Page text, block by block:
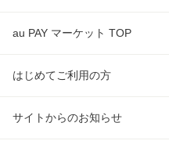
au PAY マーケット TOP
はじめてご利用の方
サイトからのお知らせ